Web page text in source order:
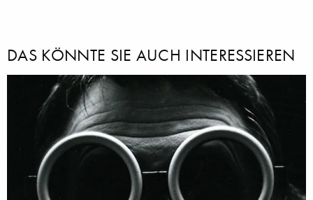
DAS KÖNNTE SIE AUCH INTERESSIEREN